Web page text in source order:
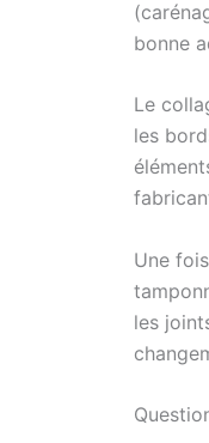
bonne
Le
les
Une
les